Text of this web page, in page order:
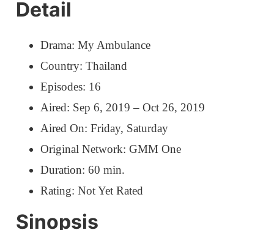
Detail
Drama: My Ambulance
Country: Thailand
Episodes: 16
Aired: Sep 6, 2019 – Oct 26, 2019
Aired On: Friday, Saturday
Original Network: GMM One
Duration: 60 min.
Rating: Not Yet Rated
Sinopsis